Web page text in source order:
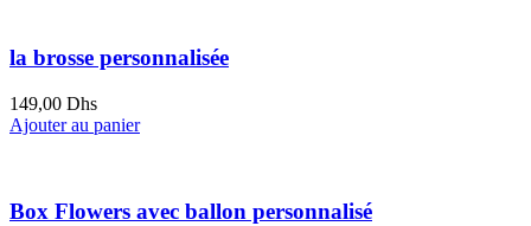
la brosse personnalisée
149,00 Dhs
Ajouter au panier
Box Flowers avec ballon personnalisé